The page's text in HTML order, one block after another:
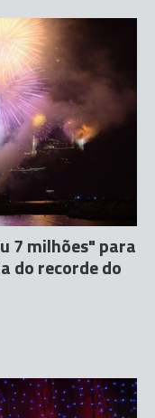
7 milhões" para
do recorde do